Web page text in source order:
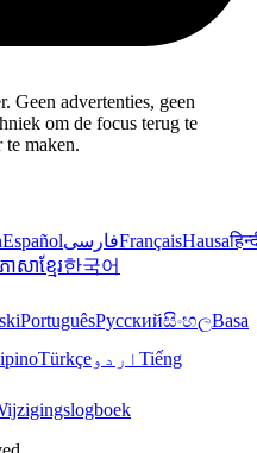
Geen advertenties, geen
om de focus terug te
maken.
EspañolفارسیFrançaisHausa
ភាសាខ្មែរ한국어
PortuguêsРусскийසිංහලBasa
Türkçeاردو Tiếng